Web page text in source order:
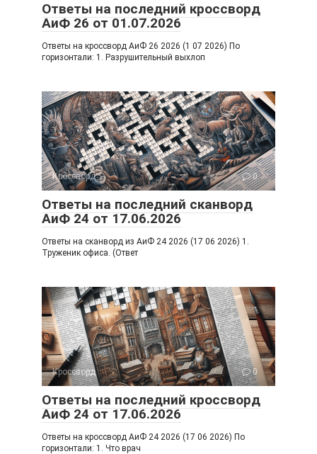
Ответы на последний кроссворд
АиФ 26 от 01.07.2026
Ответы на кроссворд АиФ 26 2026 (1 07 2026) По
горизонтали: 1. Разрушительный выхлоп
Кроссворд 0
Ответы на последний сканворд
АиФ 24 от 17.06.2026
Ответы на сканворд из АиФ 24 2026 (17 06 2026) 1.
Труженик офиса. (Ответ
Кроссворд 0
Ответы на последний кроссворд
АиФ 24 от 17.06.2026
Ответы на кроссворд АиФ 24 2026 (17 06 2026) По
горизонтали: 1. Что врач